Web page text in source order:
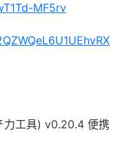
MF5rv
工具) v0.20.4 便携